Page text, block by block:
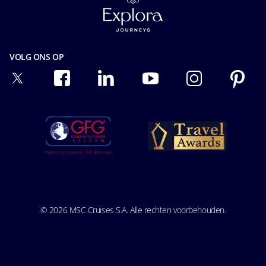
Privacyverklaring gezichtsherkenning
Ocean Cay MSC Marine Reserve
Precontractuele Informatie
Passagiersrechten
VOLG ONS OP
© 2026 MSC Cruises S.A. Alle rechten voorbehouden.